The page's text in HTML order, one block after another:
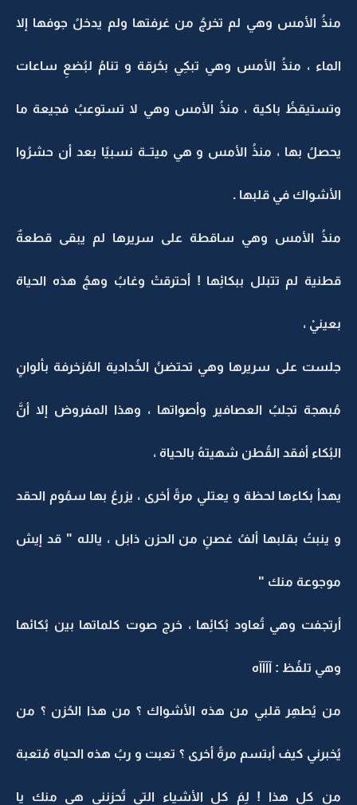
منذُ الأمس وهي لم تخرجُ من غرفتها ولم يدخلُ جوفها إلا
الماء ، منذُ الأمس وهي تبكِي بحُرقة و تنامُ لبُضعِ ساعات
وتستيقظُ باكية ، منذُ الأمس وهي لا تستوعبُ فجيعة ما
يحصلُ بها ، منذُ الأمس و هي ميتــة نسبيًا بعد أن حشرُوا
الأشواك في قلبها .
منذُ الأمس وهي ساقطة على سريرها لم يبقى قطعةٌ
قطنية لم تتبلل ببكائِها ! أحترقتْ وغابُ وهجُ هذه الحياة
بعينيْ ،
جلست على سريرها وهي تحتضنُ الخُدادية المُزخرفة بألوانٍ
مُبهجة تجلبُ العصافير وأصواتها ، وهذا المفروض إلا أنَّ
البُكاء أفقد القُطن شهيتهُ بالحياة ،
يهدأ بكاءها لحظة و يعتلي مرةً أخرى ، يزرعُ بها سمُوم الحقد
و ينبتُ بقلبها ألفُ غصنٍ من الحزن ذابل ، يالله " قد إيش
موجوعة منك "
أرتجفت وهي تُعاود بُكائِها ، خرج صوت كلماتها بين بُكائها
وهي تلفُظ : آآآآه
من يُطهِر قلبي من هذه الأشواك ؟ من هذا الحُزن ؟ من
يُخبرني كيف أبتسم مرةً أخرى ؟ تعبت و ربُ هذه الحياة مُتعبة
من كل هذا ! لِمَ كل الأشياء التي تُحزنني هي منك يا